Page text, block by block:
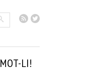
RSSTwitter
Cercar
MOT-LI!